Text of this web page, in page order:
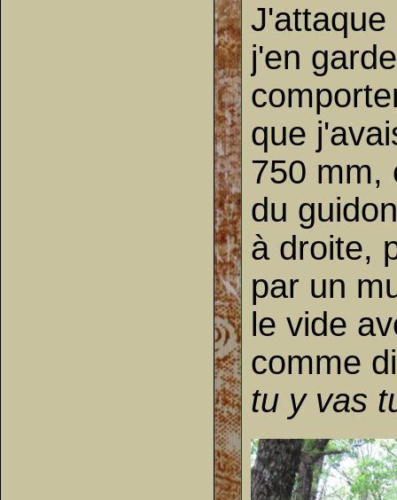
J'attaque
j'en
que
750 mm,
du
à droite,
par un
le vide
comme
tu y vas